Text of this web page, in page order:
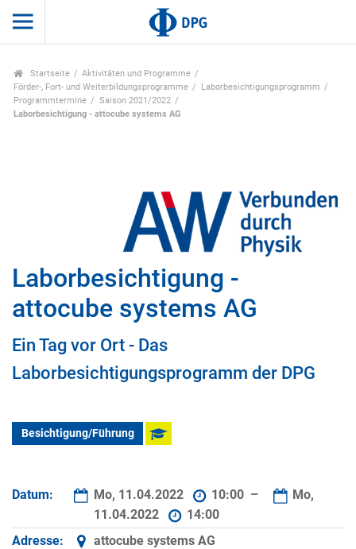
Startseite
Aktivitäten und Programme
Förder-, Fort- und Weiterbildungsprogramme
Laborbesichtigungsprogramm
Programmtermine
Saison 2021/2022
Laborbesichtigung - attocube systems AG
Laborbesichtigung -
attocube systems AG
Ein Tag vor Ort - Das
Laborbesichtigungsprogramm der DPG
Besichtigung/Führung
Datum: Mo, 11.04.2022 10:00 –
Mo,
11.04.2022
14:00
Adresse:
attocube systems AG